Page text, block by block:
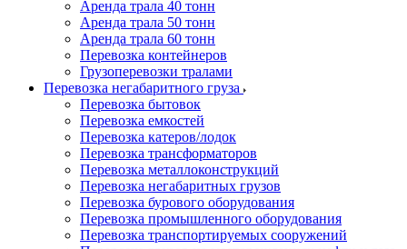
Аренда трала 40 тонн
Аренда трала 50 тонн
Аренда трала 60 тонн
Перевозка контейнеров
Грузоперевозки тралами
Перевозка негабаритного груза
Перевозка бытовок
Перевозка емкостей
Перевозка катеров/лодок
Перевозка трансформаторов
Перевозка металлоконструкций
Перевозка негабаритных грузов
Перевозка бурового оборудования
Перевозка промышленного оборудования
Перевозка транспортируемых сооружений